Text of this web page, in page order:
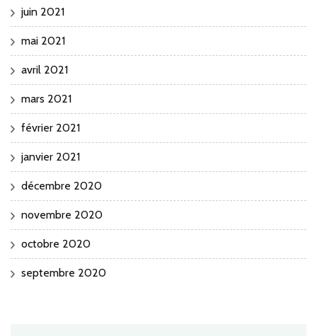
juin 2021
mai 2021
avril 2021
mars 2021
février 2021
janvier 2021
décembre 2020
novembre 2020
octobre 2020
septembre 2020